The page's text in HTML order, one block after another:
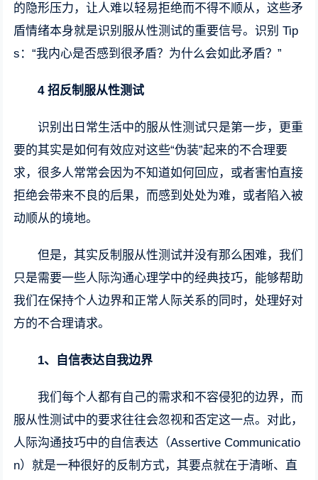
的隐形压力，让人难以轻易拒绝而不得不顺从，这些矛
盾情绪本身就是识别服从性测试的重要信号。识别 Tip
s：“我内心是否感到很矛盾？为什么会如此矛盾？”
4 招反制服从性测试
识别出日常生活中的服从性测试只是第一步，更重
要的其实是如何有效应对这些“伪装”起来的不合理要
求，很多人常常会因为不知道如何回应，或者害怕直接
拒绝会带来不良的后果，而感到处处为难，或者陷入被
动顺从的境地。
但是，其实反制服从性测试并没有那么困难，我们
只是需要一些人际沟通心理学中的经典技巧，能够帮助
我们在保持个人边界和正常人际关系的同时，处理好对
方的不合理请求。
1、 自信表达自我边界
我们每个人都有自己的需求和不容侵犯的边界，而
服从性测试中的要求往往会忽视和否定这一点。对此，
人际沟通技巧中的自信表达（Assertive Communicatio
n）就是一种很好的反制方式，其要点就在于清晰、直